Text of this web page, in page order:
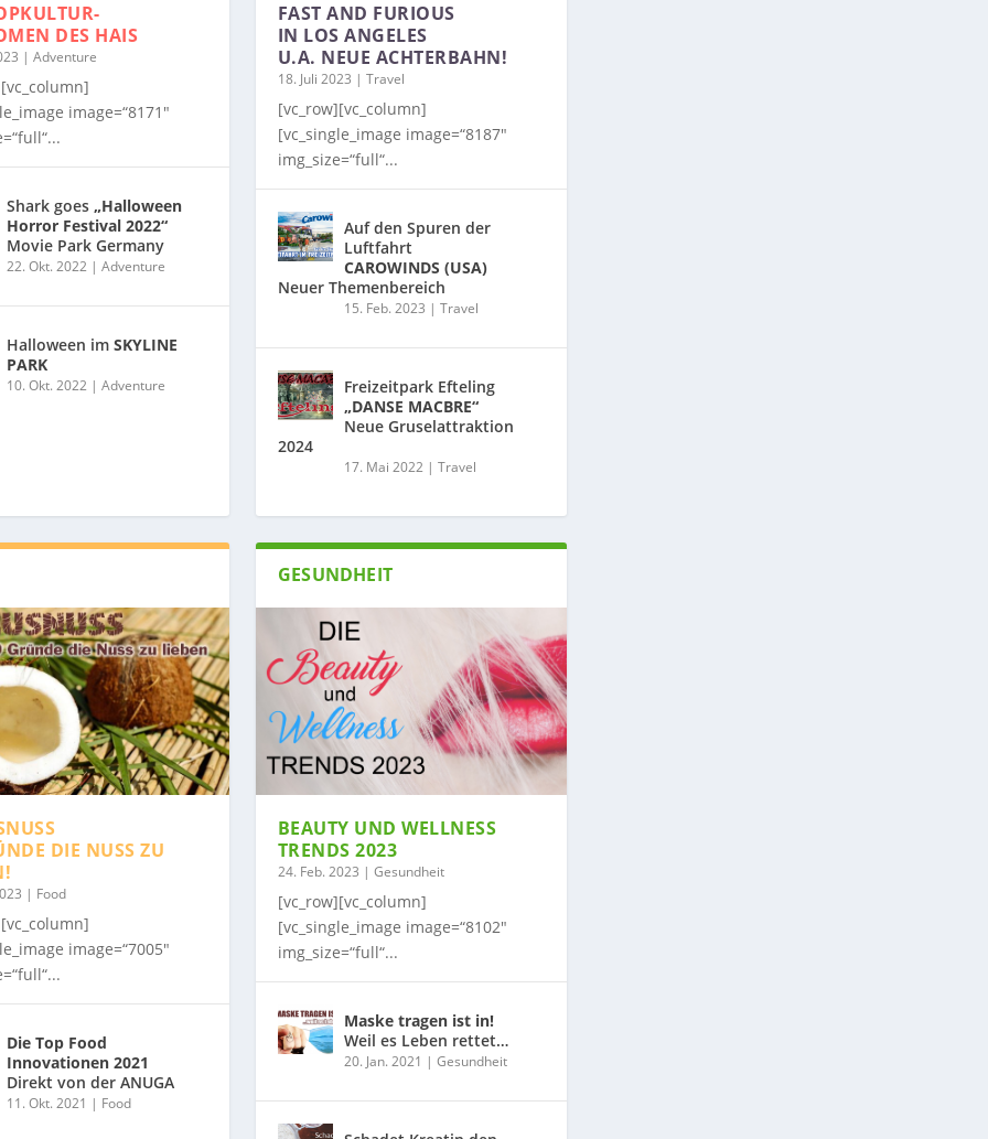
DES HAIS
| Adventure
image=“8171″
Shark goes „Halloween
Horror Festival 2022“
Movie Park Germany
22. Okt. 2022| Adventure
Halloween im SKYLINE
PARK
10. Okt. 2022| Adventure
FAST AND FURIOUS
IN LOS ANGELES
U.A. NEUE ACHTERBAHN!
18. Juli 2023 | Travel
[vc_row][vc_column]
[vc_single_image image=“8187″
img_size=“full“...
Auf den Spuren der
Luftfahrt
CAROWINDS (USA)
Neuer Themenbereich
15. Feb. 2023 | Travel
Freizeitpark Efteling
„DANSE MACBRE“
Neue Gruselattraktion
2024
17. Mai 2022| Travel
DIE NUSS ZU
| Food
image=“7005″
Die Top Food
Innovationen 2021
Direkt von der ANUGA
11. Okt. 2021 | Food
GESUNDHEIT
BEAUTY UND WELLNESS
TRENDS 2023
24. Feb. 2023 | Gesundheit
[vc_row][vc_column]
[vc_single_image image=“8102″
img_size=“full“...
Maske tragen ist in!
Weil es Leben rettet…
20. Jan. 2021 | Gesundheit